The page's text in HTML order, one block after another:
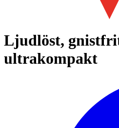
Ljudlöst,
ultrakompakt